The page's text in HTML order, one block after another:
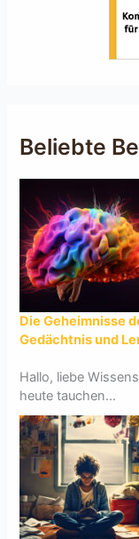
Beliebte
Die Geheimnisse
Gedächtnis und
Hallo, liebe
heute tauchen...